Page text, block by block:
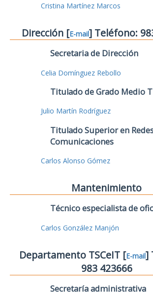
Cristina Martínez Marcos
Dirección [E-mail] Teléfono:
Secretaria de Dirección
Celia Domínguez Rebollo
Titulado de Grado Medio
Julio Martín Rodríguez
Titulado Superior en
Comunicaciones
Carlos Alonso Gómez
Mantenimiento
Técnico especialista de
Carlos González Manjón
Departamento TSCeIT [E-mail]
983 423666
Secretaría administrativa